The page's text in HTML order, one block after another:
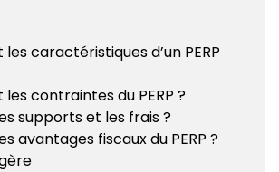
caractéristiques d’un PERP
les contraintes du PERP ?
supports et les frais ?
avantages fiscaux du PERP ?